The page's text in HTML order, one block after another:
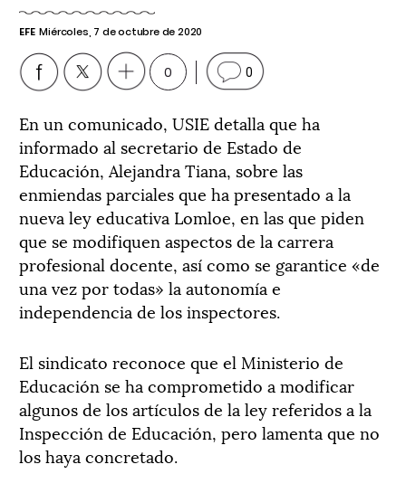
EFE Miércoles, 7 de octubre de 2020
0 0
En un comunicado, USIE detalla que ha
informado al secretario de Estado de
Educación, Alejandra Tiana, sobre las
enmiendas parciales que ha presentado a la
nueva ley educativa Lomloe, en las que piden
que se modifiquen aspectos de la carrera
profesional docente, así como se garantice «de
una vez por todas» la autonomía e
independencia de los inspectores.
El sindicato reconoce que el Ministerio de
Educación se ha comprometido a modificar
algunos de los artículos de la ley referidos a la
Inspección de Educación, pero lamenta que no
los haya concretado.